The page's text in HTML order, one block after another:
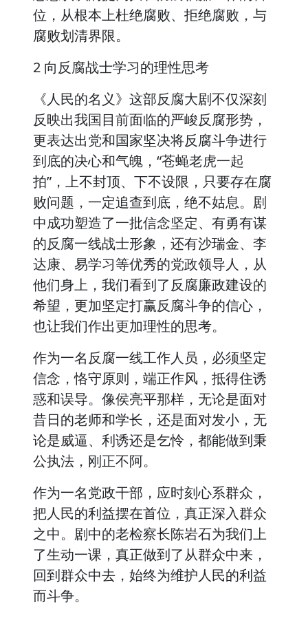
位，从根本上杜绝腐败、拒绝腐败，与
腐败划清界限。
2 向反腐战士学习的理性思考
《人民的名义》这部反腐大剧不仅深刻
反映出我国目前面临的严峻反腐形势，
更表达出党和国家坚决将反腐斗争进行
到底的决心和气魄，“苍蝇老虎一起
拍”，上不封顶、下不设限，只要存在腐
败问题，一定追查到底，绝不姑息。剧
中成功塑造了一批信念坚定、有勇有谋
的反腐一线战士形象，还有沙瑞金、李
达康、易学习等优秀的党政领导人，从
他们身上，我们看到了反腐廉政建设的
希望，更加坚定打赢反腐斗争的信心，
也让我们作出更加理性的思考。
作为一名反腐一线工作人员，必须坚定
信念，恪守原则，端正作风，抵得住诱
惑和误导。像侯亮平那样，无论是面对
昔日的老师和学长，还是面对发小，无
论是威逼、利诱还是乞怜，都能做到秉
公执法，刚正不阿。
作为一名党政干部，应时刻心系群众，
把人民的利益摆在首位，真正深入群众
之中。剧中的老检察长陈岩石为我们上
了生动一课，真正做到了从群众中来，
回到群众中去，始终为维护人民的利益
而斗争。